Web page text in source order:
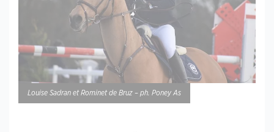
Louise Sadran et Rominet de Bruz – ph. Poney As